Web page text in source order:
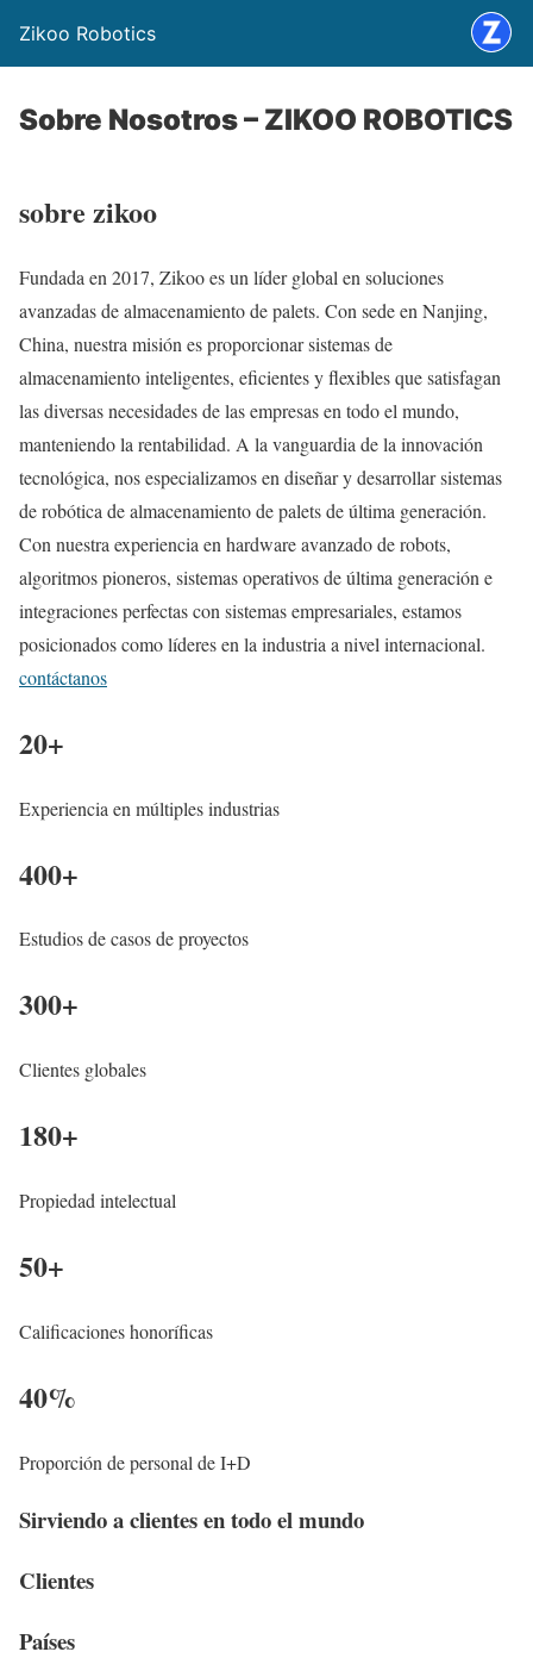
Zikoo Robotics
Sobre Nosotros – ZIKOO ROBOTICS
sobre zikoo
Fundada en 2017, Zikoo es un líder global en soluciones
avanzadas de almacenamiento de palets. Con sede en Nanjing,
China, nuestra misión es proporcionar sistemas de
almacenamiento inteligentes, eficientes y flexibles que satisfagan
las diversas necesidades de las empresas en todo el mundo,
manteniendo la rentabilidad. A la vanguardia de la innovación
tecnológica, nos especializamos en diseñar y desarrollar sistemas
de robótica de almacenamiento de palets de última generación.
Con nuestra experiencia en hardware avanzado de robots,
algoritmos pioneros, sistemas operativos de última generación e
integraciones perfectas con sistemas empresariales, estamos
posicionados como líderes en la industria a nivel internacional.
contáctanos
20+
Experiencia en múltiples industrias
400+
Estudios de casos de proyectos
300+
Clientes globales
180+
Propiedad intelectual
50+
Calificaciones honoríficas
40%
Proporción de personal de I+D
Sirviendo a clientes en todo el mundo
Clientes
Países